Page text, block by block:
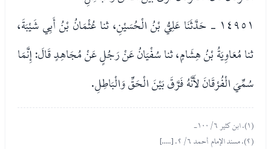
١٤٩٥١ - حَدَّثَنَا عَلِيُّ بْنُ الْحُسَيْنِ، ثنا عُثْمَانُ بْنُ أَبِي شَيْبَةَ،
ثنا مُعَاوِيَةُ بْنُ هِشَامٍ، ثنا سُفْيَانُ عَنْ رَجُلٍ عَنْ مُجَاهِدٍ قَالَ: إِنَّمَا
سُمِّيَ الْفُرْقَانَ لأَنَّهُ فَرَّقَ بَيْنَ الْحَقِّ وَالْبَاطِلِ.
(١). ابن كثير ٦/ ١٠٠-
(٢). مسند الإمام أحمد ٦/ ٢. [.....]